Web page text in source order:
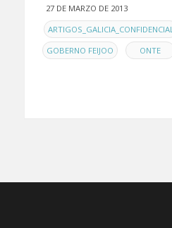
27 DE MARZO DE 2013
ENARTIGOS_GALICIA_CONFIDENCIAL
GOBERNO FEIJOO , ONTE